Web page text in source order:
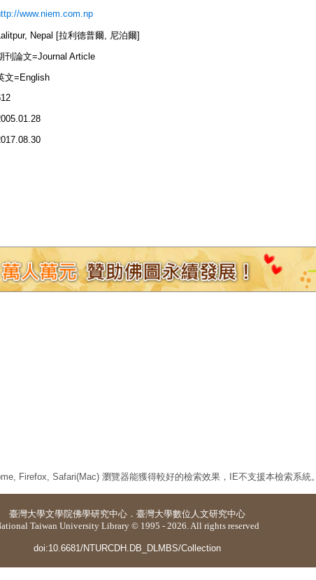
www.niem.com.np
Nepal [拉利德普爾, 尼泊爾]
刊論文=Journal Article
文=English
Firefox, Safari(Mac) 瀏覽器能獲得較好的檢索效果，IE不支援本檢索系統。
臺灣大學文學院佛學研究中心 ． 臺灣大學數位人文研究中心
Taiwan University Library © 1995 - 2026. All rights reserved
doi:10.6681/NTURCDH.DB_DLMBS/Collection